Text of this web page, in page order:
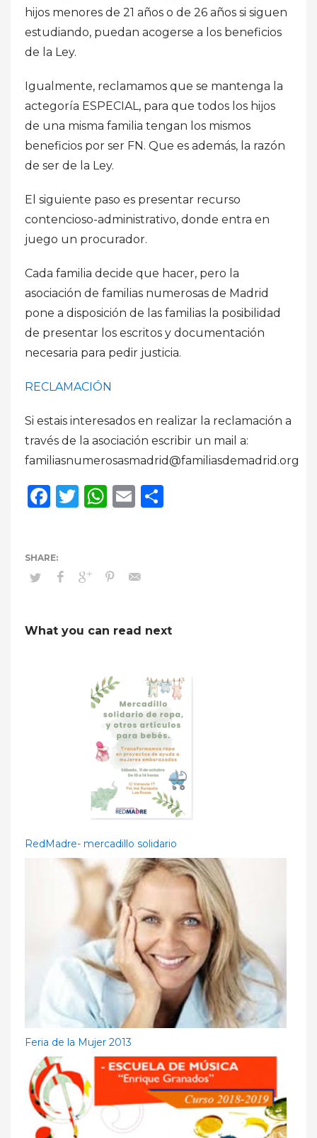
hijos menores de 21 años o de 26 años si siguen
estudiando, puedan acogerse a los beneficios
de la Ley.
Igualmente, reclamamos que se mantenga la
actegoría ESPECIAL, para que todos los hijos
de una misma familia tengan los mismos
beneficios por ser FN. Que es además, la razón
de ser de la Ley.
El siguiente paso es presentar recurso
contencioso-administrativo, donde entra en
juego un procurador.
Cada familia decide que hacer, pero la
asociación de familias numerosas de Madrid
pone a disposición de las familias la posibilidad
de presentar los escritos y documentación
necesaria para pedir justicia.
RECLAMACIÓN
Si estais interesados en realizar la reclamación a
través de la asociación escribir un mail a:
familiasnumerosasmadrid@familiasdemadrid.org
Facebook
Twitter
WhatsApp
Email
What you can read next
RedMadre- mercadillo solidario
Feria de la Mujer 2013